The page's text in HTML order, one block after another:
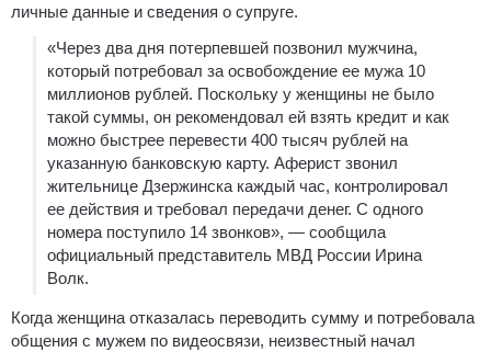
личные данные и сведения о супруге.
«Через два дня потерпевшей позвонил мужчина,
который потребовал за освобождение ее мужа 10
миллионов рублей. Поскольку у женщины не было
такой суммы, он рекомендовал ей взять кредит и как
можно быстрее перевести 400 тысяч рублей на
указанную банковскую карту. Аферист звонил
жительнице Дзержинска каждый час, контролировал
ее действия и требовал передачи денег. С одного
номера поступило 14 звонков», — сообщила
официальный представитель МВД России Ирина
Волк.
Когда женщина отказалась переводить сумму и потребовала
общения с мужем по видеосвязи, неизвестный начал